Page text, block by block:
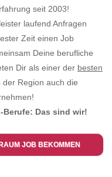
seit 2003!
laufend Anfragen
Zeit einen Job
Deine berufliche
Dir als einer der besten
Region auch die
Das sind wir!
JOB BEKOMMEN